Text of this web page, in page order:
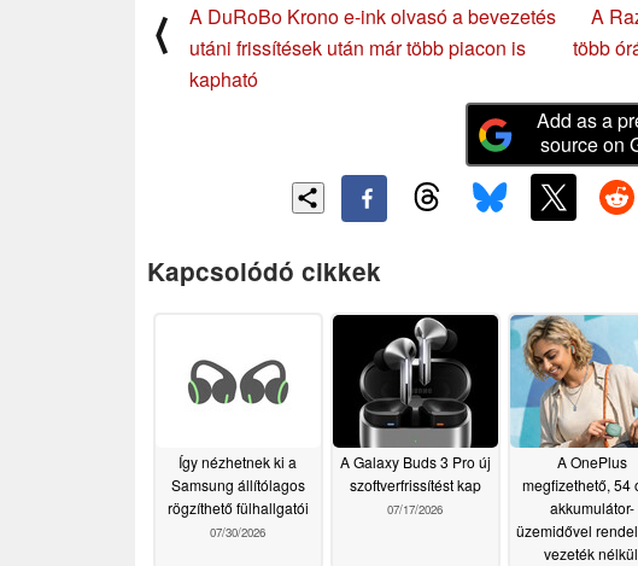
⟨
A DuRoBo Krono e-ink olvasó a bevezetés
utáni frissítések után már több piacon is
kapható
A
több
Add as a
source on
Kapcsolódó cikkek
Így nézhetnek ki a
Samsung állítólagos
rögzíthető fülhallgatói
07/30/2026
A Galaxy Buds 3 Pro új
szoftverfrissítést kap
07/17/2026
A OnePlus
megfizethető, 54
akkumulátor-
üzemidővel
vezeték